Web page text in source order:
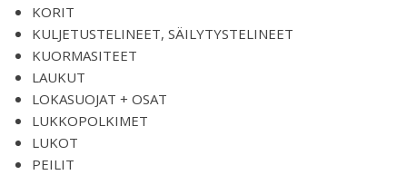
KORIT
KULJETUSTELINEET, SÄILYTYSTELINEET
KUORMASITEET
LAUKUT
LOKASUOJAT + OSAT
LUKKOPOLKIMET
LUKOT
PEILIT